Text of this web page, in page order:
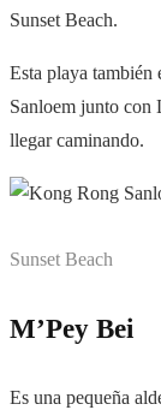
Sunset Beach.
Esta playa también
Sanloem junto con
llegar caminando.
Sunset Beach
M’Pey Bei
Es una pequeña